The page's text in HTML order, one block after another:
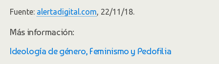
Fuente: alertadigital.com, 22/11/18.
Más información:
Ideología de género, Feminismo y Pedofilia